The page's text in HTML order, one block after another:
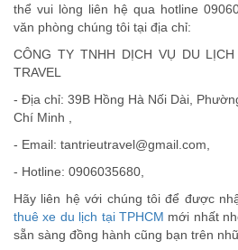
thể vui lòng liên hệ qua hotline
văn phòng chúng tôi tại địa chỉ:
CÔNG TY TNHH DỊCH VỤ DU
TRAVEL
- Địa chỉ: 39B Hồng Hà Nối Dài,
Chí Minh ,
- Email: tantrieutravel@gmail.com,
- Hotline: 0906035680,
Hãy liên hệ với chúng tôi để được
thuê xe du lịch tại TPHCM mới nhất
sẵn sàng đồng hành cũng bạn trên